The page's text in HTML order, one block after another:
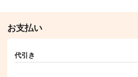
お支払い
代引き